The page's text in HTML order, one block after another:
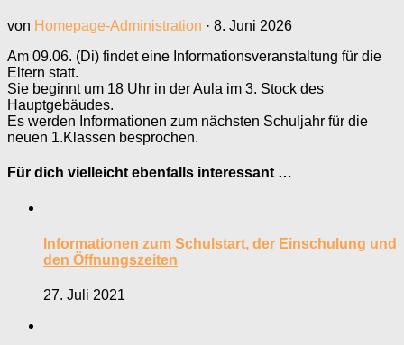
von Homepage-Administration · 8. Juni 2026
Am 09.06. (Di) findet eine Informationsveranstaltung für die
Eltern statt.
Sie beginnt um 18 Uhr in der Aula im 3. Stock des
Hauptgebäudes.
Es werden Informationen zum nächsten Schuljahr für die
neuen 1.Klassen besprochen.
Für dich vielleicht ebenfalls interessant …
Informationen zum Schulstart, der Einschulung und
den Öffnungszeiten
27. Juli 2021